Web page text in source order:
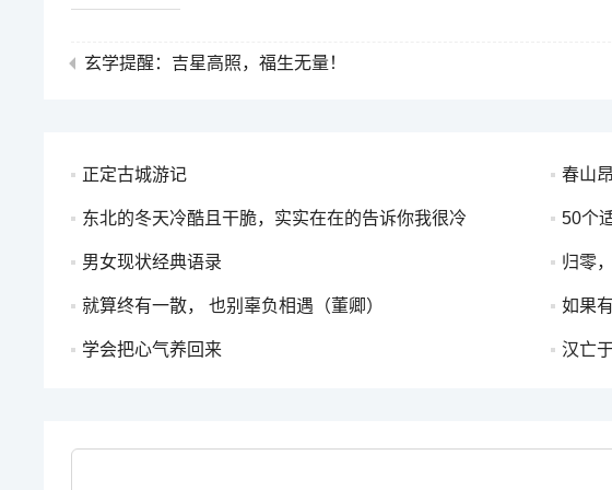
玄学提醒：吉星高照，福生无量！
正定古城游记 春山
东北的冬天冷酷且干脆，实实在在的告诉你我很冷 50个
男女现状经典语录 归零
就算终有一散， 也别辜负相遇（董卿） 如果
学会把心气养回来 汉亡